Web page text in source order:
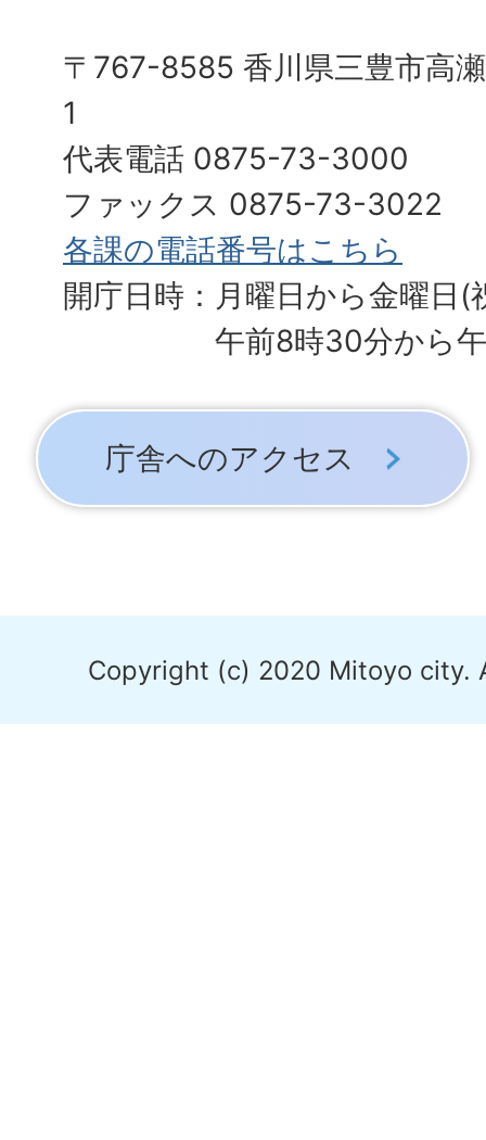
〒767-8585 香川県三豊市高
1
代表電話 0875-73-3000
ファックス 0875-73-3022
各課の電話番号はこちら
開庁日時：月曜日から金曜日(
午前8時30分から
庁舎へのアクセス
Copyright (c) 2020 Mitoyo city.